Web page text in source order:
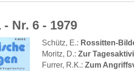
Nr. 6 - 1979
Schütz, E.: Rossitten-
Moritz, D.: Zur
Furrer, R.K.: Zum